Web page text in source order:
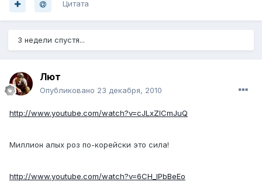
Цитата
3 недели спустя...
Лют
Опубликовано 23 декабря, 2010
http://www.youtube.com/watch?v=cJLxZICmJuQ
Миллион алых роз по-корейски это сила!
http://www.youtube.com/watch?v=6CH_lPbBeEo